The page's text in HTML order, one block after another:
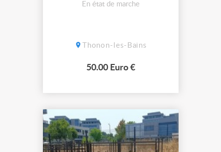
En état de marche
Thonon-les-Bains
50.00 Euro €